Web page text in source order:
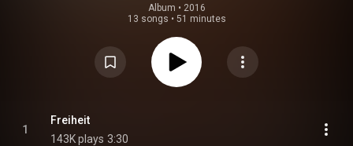
Album • 2016
13 songs • 51 minutes
1
Freiheit
143K plays 3:30